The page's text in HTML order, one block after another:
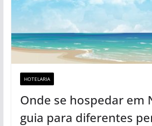
HOTELARIA
Onde se hospedar em
guia para diferentes